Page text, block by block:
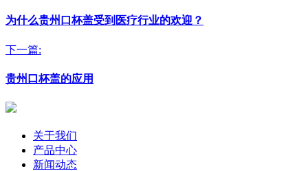
为什么贵州口杯盖受到医疗行业的欢迎？
下一篇:
贵州口杯盖的应用
关于我们
产品中心
新闻动态